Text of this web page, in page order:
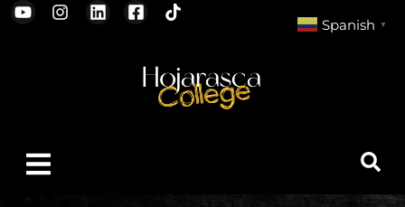
Spanish ▼